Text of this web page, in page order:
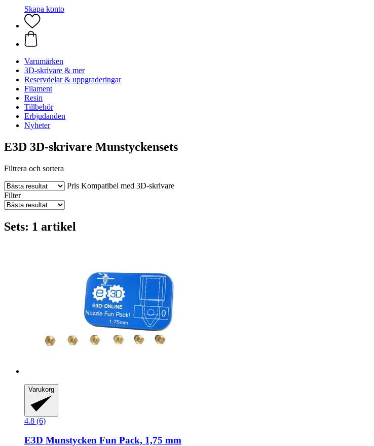
Skapa konto
Varumärken
3D-skrivare & mer
Reservdelar & uppgraderingar
Filament
Resin
Tillbehör
Erbjudanden
Nyheter
E3D 3D-skrivare Munstyckensets
Filtrera och sortera
Pris Kompatibel med 3D-skrivare
Filter
Sets: 1 artikel
Varukorg
4.8 (6)
E3D Munstycken Fun Pack, 1,75 mm